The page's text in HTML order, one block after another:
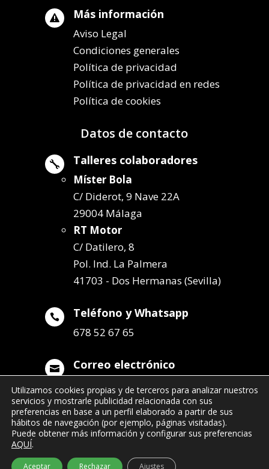
 Más información
Aviso Legal
Condiciones generales
Política de privacidad
Política de privacidad en redes
Política de cookies
Datos de contacto
 Talleres colaboradores
Míster Bola
C/ Diderot, 9 Nave 22A
29004 Málaga
RT Motor
C/ Datilero, 8
Pol. Ind. La Palmera
41703 - Dos Hermanas (Sevilla)
 Teléfono y Whatsapp
678 52 67 65
 Correo electrónico
info@remolqueszabala.com
Utilizamos cookies propias y de terceros para analizar nuestros
servicios y mostrarle publicidad relacionada con sus
preferencias en base a un perfil elaborado a partir de sus
hábitos de navegación (por ejemplo, páginas visitadas).
Puede obtener más información y configurar sus preferencias
AQUÍ.
Aceptar Rechazar Ajustes